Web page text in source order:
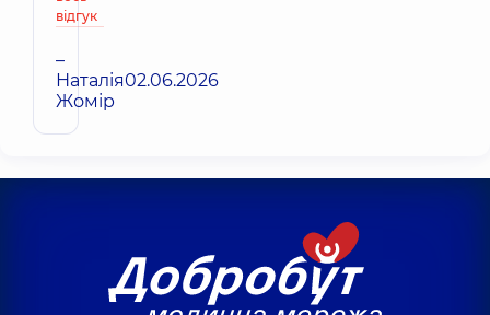
відгук
–
Наталія
Жомір
02.06.2026